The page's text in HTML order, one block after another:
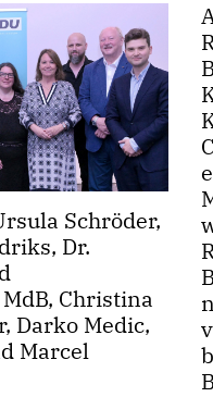
Schröder,
Dr.
Christina
Darko Medic,
Marcel